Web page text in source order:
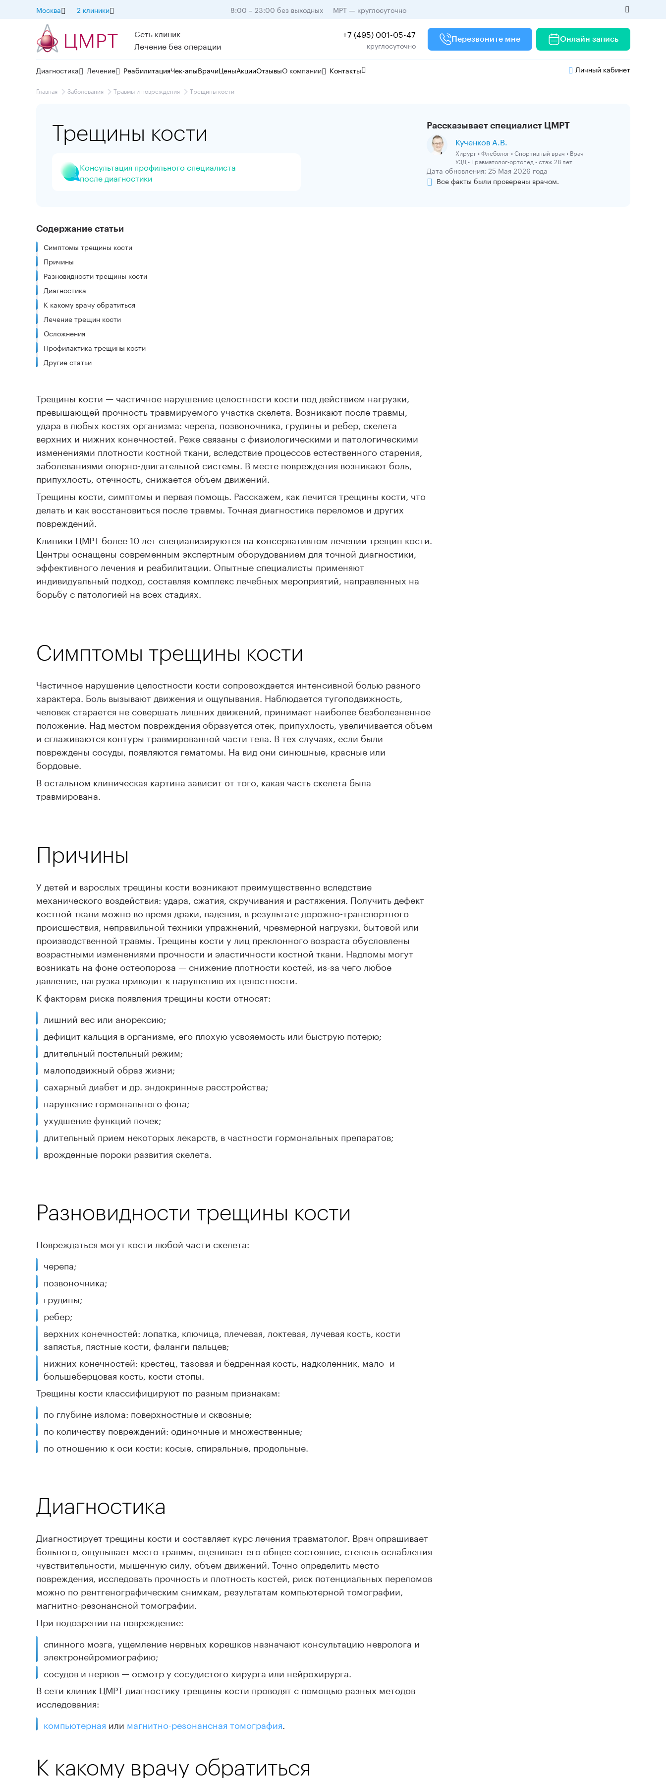
Москва 2 клиники 8:00 – 23:00 без выходных МРТ — круглосуточно
Сеть клиник
Лечение без операции
+7 (495) 001-05-47
круглосуточно
Перезвоните мне Онлайн запись
Диагностика Лечение РеабилитацияЧек-апыВрачиЦеныАкцииОтзывыО компании Контакты Личный кабинет
Главная Заболевания Травмы и повреждения Трещины кости
Трещины кости
Консультация профильного специалиста
после диагностики
Рассказывает специалист ЦМРТ
Кученков А.В.
Хирург • Флеболог • Спортивный врач • Врач
УЗД • Травматолог-ортопед • стаж 28 лет
Дата обновления: 25 Мая 2026 года
Все факты были проверены врачом.
Содержание статьи
Симптомы трещины кости
Причины
Разновидности трещины кости
Диагностика
К какому врачу обратиться
Лечение трещин кости
Осложнения
Профилактика трещины кости
Другие статьи
Трещины кости — частичное нарушение целостности кости под действием нагрузки,
превышающей прочность травмируемого участка скелета. Возникают после травмы,
удара в любых костях организма: черепа, позвоночника, грудины и ребер, скелета
верхних и нижних конечностей. Реже связаны с физиологическими и патологическими
изменениями плотности костной ткани, вследствие процессов естественного старения,
заболеваниями опорно-двигательной системы. В месте повреждения возникают боль,
припухлость, отечность, снижается объем движений.
Трещины кости, симптомы и первая помощь. Расскажем, как лечится трещины кости, что
делать и как восстановиться после травмы. Точная диагностика переломов и других
повреждений.
Клиники ЦМРТ более 10 лет специализируются на консервативном лечении трещин кости.
Центры оснащены современным экспертным оборудованием для точной диагностики,
эффективного лечения и реабилитации. Опытные специалисты применяют
индивидуальный подход, составляя комплекс лечебных мероприятий, направленных на
борьбу с патологией на всех стадиях.
Симптомы трещины кости
Частичное нарушение целостности кости сопровождается интенсивной болью разного
характера. Боль вызывают движения и ощупывания. Наблюдается тугоподвижность,
человек старается не совершать лишних движений, принимает наиболее безболезненное
положение. Над местом повреждения образуется отек, припухлость, увеличивается объем
и сглаживаются контуры травмированной части тела. В тех случаях, если были
повреждены сосуды, появляются гематомы. На вид они синюшные, красные или
бордовые.
В остальном клиническая картина зависит от того, какая часть скелета была
травмирована.
Причины
У детей и взрослых трещины кости возникают преимущественно вследствие
механического воздействия: удара, сжатия, скручивания и растяжения. Получить дефект
костной ткани можно во время драки, падения, в результате дорожно-транспортного
происшествия, неправильной техники упражнений, чрезмерной нагрузки, бытовой или
производственной травмы. Трещины кости у лиц преклонного возраста обусловлены
возрастными изменениями прочности и эластичности костной ткани. Надломы могут
возникать на фоне остеопороза — снижение плотности костей, из-за чего любое
давление, нагрузка приводит к нарушению их целостности.
К факторам риска появления трещины кости относят:
лишний вес или анорексию;
дефицит кальция в организме, его плохую усвояемость или быструю потерю;
длительный постельный режим;
малоподвижный образ жизни;
сахарный диабет и др. эндокринные расстройства;
нарушение гормонального фона;
ухудшение функций почек;
длительный прием некоторых лекарств, в частности гормональных препаратов;
врожденные пороки развития скелета.
Разновидности трещины кости
Повреждаться могут кости любой части скелета:
черепа;
позвоночника;
грудины;
ребер;
верхних конечностей: лопатка, ключица, плечевая, локтевая, лучевая кость, кости
запястья, пястные кости, фаланги пальцев;
нижних конечностей: крестец, тазовая и бедренная кость, надколенник, мало- и
большеберцовая кость, кости стопы.
Трещины кости классифицируют по разным признакам:
по глубине излома: поверхностные и сквозные;
по количеству повреждений: одиночные и множественные;
по отношению к оси кости: косые, спиральные, продольные.
Диагностика
Диагностирует трещины кости и составляет курс лечения травматолог. Врач опрашивает
больного, ощупывает место травмы, оценивает его общее состояние, степень ослабления
чувствительности, мышечную силу, объем движений. Точно определить место
повреждения, исследовать прочность и плотность костей, риск потенциальных переломов
можно по рентгенографическим снимкам, результатам компьютерной томографии,
магнитно-резонансной томографии.
При подозрении на повреждение:
спинного мозга, ущемление нервных корешков назначают консультацию невролога и
электронейромиографию;
сосудов и нервов — осмотр у сосудистого хирурга или нейрохирурга.
В сети клиник ЦМРТ диагностику трещины кости проводят с помощью разных методов
исследования:
компьютерная или магнитно-резонансная томография
К какому врачу обратиться